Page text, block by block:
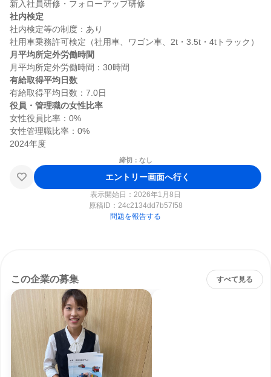
社内検定
社内検定等の制度：あり
月平均所定外労働時間
有給取得平均日数
役員・管理職の女性比率
女性役員比率：0%
女性管理職比率：0%
締切：なし
エントリー画面へ行く
表示開始日：2026年1月8日
原稿ID： 24c2134dd7b57f58
問題を報告する
この企業の募集 すべて見る